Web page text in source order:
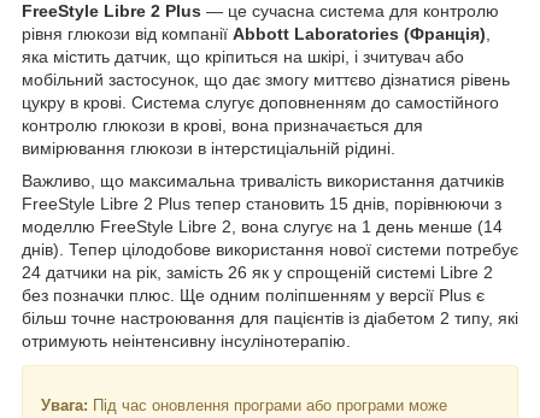
FreeStyle Libre 2 Plus — це сучасна система для контролю
рівня глюкози від компанії Abbott Laboratories (Франція)
яка містить датчик, що кріпиться на шкірі, і зчитувач або
мобільний застосунок, що дає змогу миттєво дізнатися рівень
цукру в крові. Система слугує доповненням до самостійного
контролю глюкози в крові, вона призначається для
вимірювання глюкози в інтерстиціальній рідині.
Важливо, що максимальна тривалість використання датчиків
FreeStyle Libre 2 Plus тепер становить 15 днів, порівнюючи з
моделлю FreeStyle Libre 2, вона слугує на 1 день менше (14
днів). Тепер цілодобове використання нової системи потребує
24 датчики на рік, замість 26 як у спрощеній системі Libre 2
без позначки плюс. Ще одним поліпшенням у версії Plus є
більш точне настроювання для пацієнтів із діабетом 2 типу, які
отримують неінтенсивну інсулінотерапію.
Увага: Під час оновлення програми або програми може